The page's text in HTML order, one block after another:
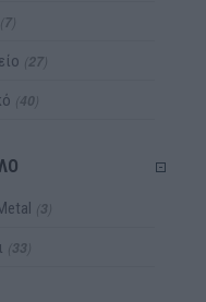
7
27
40
3
33